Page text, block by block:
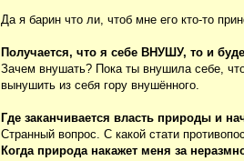
Да я барин что ли, чтоб мне его кто-то
Получается, что я себе ВНУШУ, то и
Зачем внушать? Пока ты внушила себе,
вынушить из себя гору внушённого.
Где заканчивается власть природы и
Странный вопрос. С какой стати
Когда природа накажет меня за